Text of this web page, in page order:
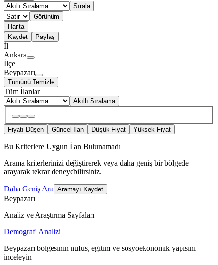
Sırala
Görünüm
Harita
Kaydet
Paylaş
İl
Ankara
İlçe
Beypazarı
Tümünü Temizle
Tüm İlanlar
Akıllı Sıralama
Fiyatı Düşen Güncel İlan Düşük Fiyat Yüksek Fiyat
Bu Kriterlere Uygun İlan Bulunamadı
Arama kriterlerinizi değiştirerek veya daha geniş bir bölgede
arayarak tekrar deneyebilirsiniz.
Daha Geniş Ara Aramayı Kaydet
Beypazarı
Analiz ve Araştırma Sayfaları
Demografi Analizi
Beypazarı bölgesinin nüfus, eğitim ve sosyoekonomik yapısını
inceleyin